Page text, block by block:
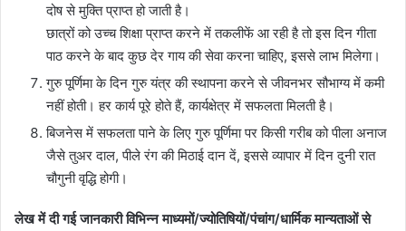
दोष से मुक्ति प्राप्त हो जाती है।
छात्रों को उच्च शिक्षा प्राप्त करने में तकलीफें आ रही है तो इस दिन गीता
पाठ करने के बाद कुछ देर गाय की सेवा करना चाहिए, इससे लाभ मिलेगा।
गुरु पूर्णिमा के दिन गुरु यंत्र की स्थापना करने से जीवनभर सौभाग्य में कमी
नहीं होती। हर कार्य पूरे होते हैं, कार्यक्षेत्र में सफलता मिलती है।
बिजनेस में सफलता पाने के लिए गुरु पूर्णिमा पर किसी गरीब को पीला अनाज
जैसे तुअर दाल, पीले रंग की मिठाई दान दें, इससे व्यापार में दिन दुनी रात
चौगुनी वृद्धि होगी।
लेख में दी गई जानकारी विभिन्न माध्यमों/ज्योतिषियों/पंचांग/धार्मिक मान्यताओं से